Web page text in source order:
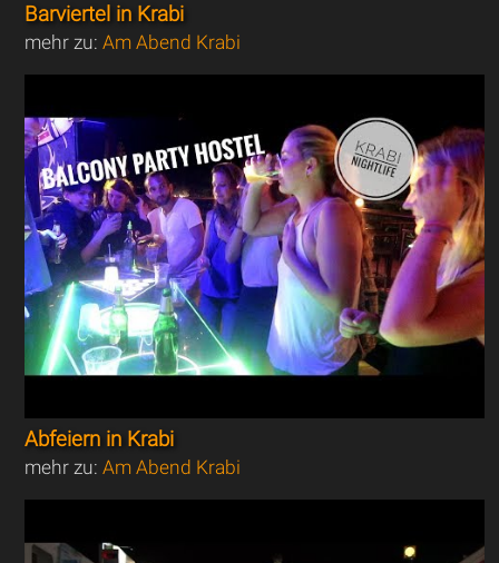
Barviertel in Krabi
mehr zu:Am Abend Krabi
Abfeiern in Krabi
mehr zu:Am Abend Krabi